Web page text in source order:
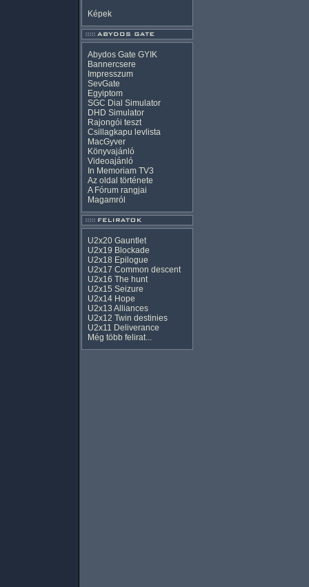
Képek
Abydos Gate GYIK
Bannercsere
Impresszum
SevGate
Egyiptom
SGC Dial Simulator
DHD Simulator
Rajongói teszt
Csillagkapu levlista
MacGyver
Könyvajánló
Videoajánló
In Memoriam TV3
Az oldal története
A Fórum rangjai
Magamról
U2x20 Gauntlet
U2x19 Blockade
U2x18 Epilogue
U2x17 Common descent
U2x16 The hunt
U2x15 Seizure
U2x14 Hope
U2x13 Alliances
U2x12 Twin destinies
U2x11 Deliverance
Még több felirat...